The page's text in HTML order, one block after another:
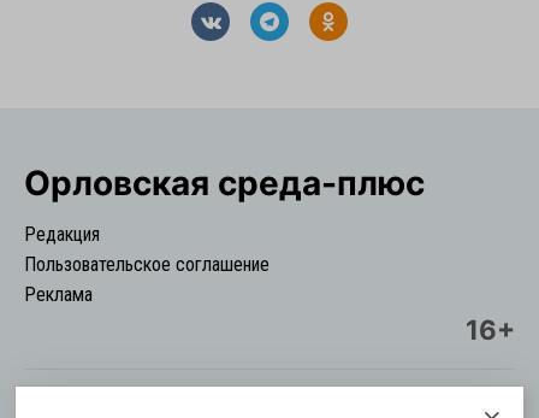
Орловская cреда-плюс
Редакция
Пользовательское соглашение
Реклама
16+